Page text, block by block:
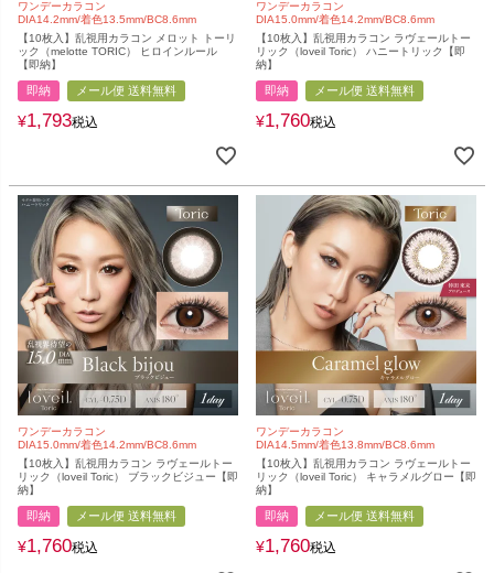
ワンデーカラコン
DIA14.2mm/着色13.5mm/BC8.6mm
【10枚入】乱視用カラコン メロット トーリ
ック（melotte TORIC） ヒロインルール
【即納】
即納 メール便 送料無料
¥1,793税込
ワンデーカラコン
DIA15.0mm/着色14.2mm/BC8.6mm
【10枚入】乱視用カラコン ラヴェールトー
リック（loveil Toric） ハニートリック【即
納】
即納 メール便 送料無料
¥1,760税込
ワンデーカラコン
DIA15.0mm/着色14.2mm/BC8.6mm
【10枚入】乱視用カラコン ラヴェールトー
リック（loveil Toric） ブラックビジュー【即
納】
即納 メール便 送料無料
¥1,760税込
ワンデーカラコン
DIA14.5mm/着色13.8mm/BC8.6mm
【10枚入】乱視用カラコン ラヴェールトー
リック（loveil Toric） キャラメルグロー【即
納】
即納 メール便 送料無料
¥1,760税込